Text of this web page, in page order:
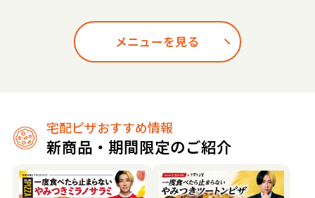
メニューを見る
宅配ピザおすすめ情報
新商品・期間限定のご紹介